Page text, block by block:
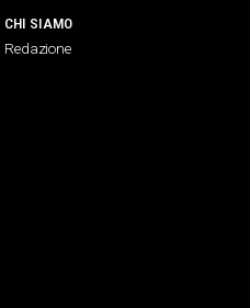
CHI SIAMO
Redazione